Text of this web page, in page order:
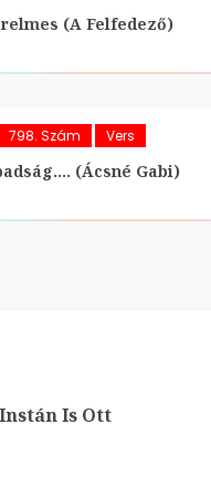
(A Felfedező)
798. Szám Vers
(Ácsné Gabi)
Is Ott